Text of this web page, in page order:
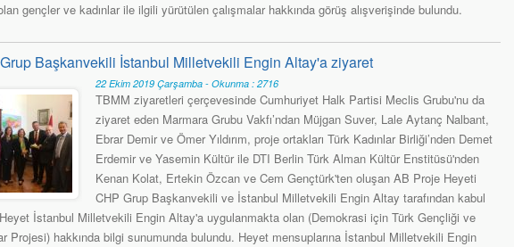
gençler ve kadınlar ile ilgili yürütülen çalışmalar hakkında görüş alışverişinde bulundu.
Başkanvekili İstanbul Milletvekili Engin Altay'a ziyaret
22 Ekim 2019 Çarşamba - Okunma : 2716
TBMM ziyaretleri çerçevesinde Cumhuriyet Halk Partisi Meclis Grubu'nu da
ziyaret eden Marmara Grubu Vakfı’ndan Müjgan Suver, Lale Aytanç Nalbant,
Ebrar Demir ve Ömer Yıldırım, proje ortakları Türk Kadınlar Birliği’nden Demet
Erdemir ve Yasemin Kültür ile DTI Berlin Türk Alman Kültür Enstitüsü'nden
Kenan Kolat, Ertekin Özcan ve Cem Gençtürk'ten oluşan AB Proje Heyeti
CHP Grup Başkanvekili ve İstanbul Milletvekili Engin Altay tarafından kabul
İstanbul Milletvekili Engin Altay'a uygulanmakta olan (Demokrasi için Türk Gençliği ve
Projesi) hakkında bilgi sunumunda bulundu. Heyet mensuplarına İstanbul Milletvekili Engin